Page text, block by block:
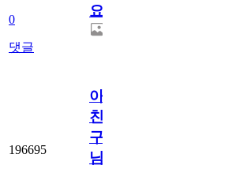
0
댓글
요.
196695
아.
친
구
님